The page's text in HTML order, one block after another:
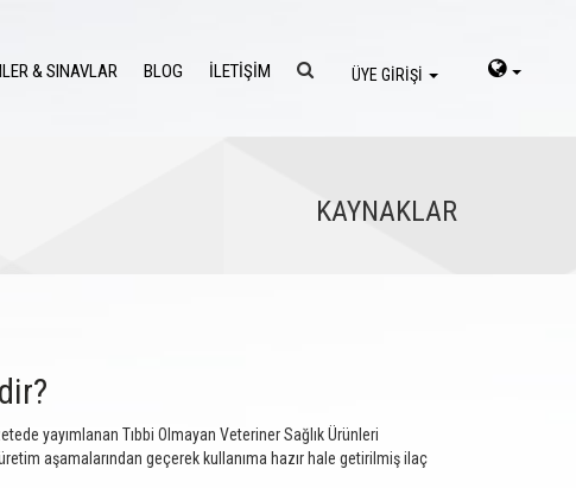
& SINAVLAR BLOG İLETİŞİM ÜYE GİRİŞİ
KAYNAKLAR
yayımlanan Tıbbi Olmayan Veteriner Sağlık Ürünleri
aşamalarından geçerek kullanıma hazır hale getirilmiş ilaç